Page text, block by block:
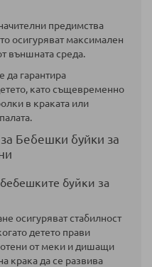
предимства
осигуряват максимален
външната среда.
гарантира
като същевременно
в краката или
Бебешки буйки за
буйки за
осигуряват стабилност
детето прави
от меки и дишащи
крака да се развива